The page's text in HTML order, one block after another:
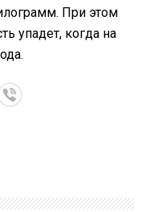
При этом
упадет, когда на